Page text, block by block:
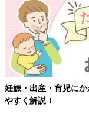
妊娠・出産・育児に
やすく解説！